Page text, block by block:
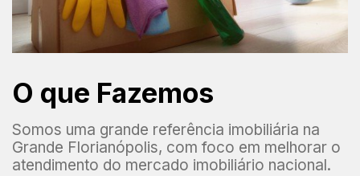
O que Fazemos
Somos uma grande referência imobiliária na
Grande Florianópolis, com foco em melhorar o
atendimento do mercado imobiliário nacional.